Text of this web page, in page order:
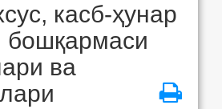
касб-ҳунар
бошқармаси
ва